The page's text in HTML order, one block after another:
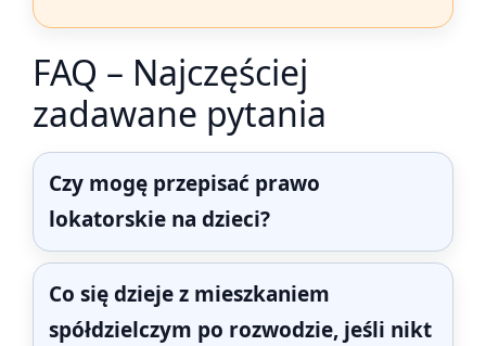
FAQ – Najczęściej
zadawane pytania
Czy mogę przepisać prawo
lokatorskie na dzieci?
Co się dzieje z mieszkaniem
spółdzielczym po rozwodzie, jeśli nikt